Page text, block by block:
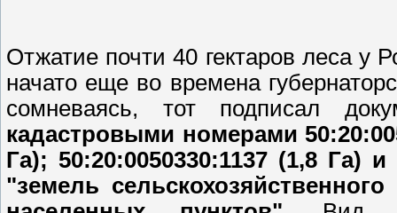
Отжатие почти 40 гектаров леса у
начато еще во времена
сомневаясь, тот подписал
кадастровыми номерами
Га); 50:20:0050330:1137 (1,8 Га)
"земель